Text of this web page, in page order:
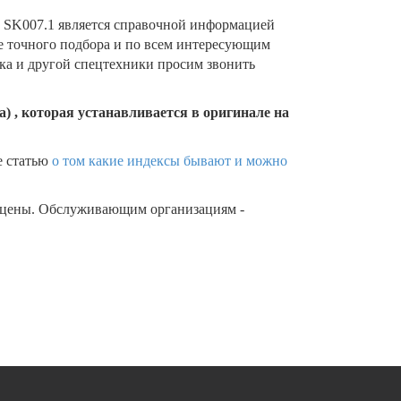
является справочной информацией
точного подбора и по всем интересующим
и другой спецтехники просим звонить
, которая устанавливается в оригинале на
статью о том какие индексы бывают и можно
Обслуживающим организациям -